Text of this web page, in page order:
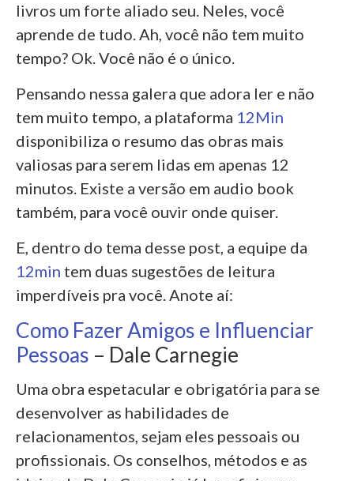
livros um forte aliado seu. Neles, você
aprende de tudo. Ah, você não tem muito
tempo? Ok. Você não é o único.
Pensando nessa galera que adora ler e não
tem muito tempo, a plataforma 12Min
disponibiliza o resumo das obras mais
valiosas para serem lidas em apenas 12
minutos. Existe a versão em audio book
também, para você ouvir onde quiser.
E, dentro do tema desse post, a equipe da
12min tem duas sugestões de leitura
imperdíveis pra você. Anote aí:
Como Fazer Amigos e Influenciar
Pessoas – Dale Carnegie
Uma obra espetacular e obrigatória para se
desenvolver as habilidades de
relacionamentos, sejam eles pessoais ou
profissionais. Os conselhos, métodos e as